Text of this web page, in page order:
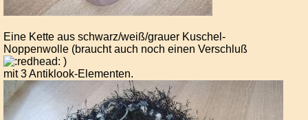
Eine Kette aus schwarz/weiß/grauer Kuschel-
Noppenwolle (braucht auch noch einen Verschluß
)
mit 3 Antiklook-Elementen.